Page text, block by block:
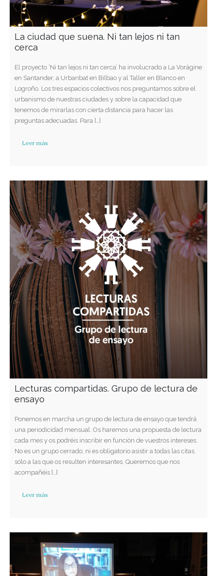
La ciudad que suena. Ni tan lejos ni tan
cerca
El proyecto ‘Ni tan lejos ni tan cerca’ ha involucrado a La Vorágine
en Santander, a Urbanbat en Bilbao y al Taller en Blanco en
Logroño. Los tres espacios colectivos nos preguntamos sobre el
urbanismo de nuestras ciudades y sobre la capacidad que
tenemos de mirarlas con cierta distancia para hacer las
preguntas adecuadas. Para […]
Leer más
Lecturas compartidas. Grupo de lectura de
ensayo
Ponemos en marcha un grupo de lectura de ensayo que tendrá
una periodicidad mensual. Os haremos una propuesta de lectura
cada mes y os podréis inscribir en función de vuestros intereses.
No es un grupo cerrado, ni es obligatorio asistir a todas las citas.
sólo a las que os resulten interesantes. Queremos que nos
acompañéis […]
Leer más